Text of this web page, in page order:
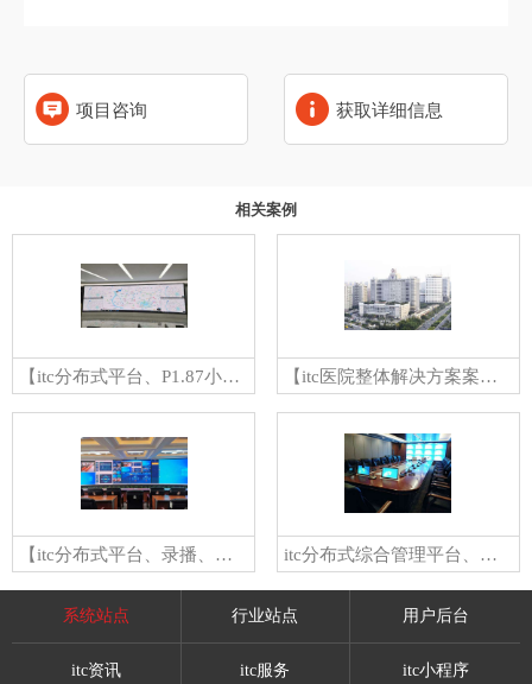
项目咨询 获取详细信息
相关案例
【itc分布式平台、P1.87小间距LED屏、扩声系统案例】广东某水务局 【itc医院整体解决方案案例】东莞市东华医院
【itc分布式平台、录播、扩声、数字会议案例】山西省某智慧指挥大厅 itc分布式综合管理平台、无纸化会议系统成功应用于郑州市社会保险局
系统站点 行业站点 用户后台
itc资讯 itc服务 itc小程序